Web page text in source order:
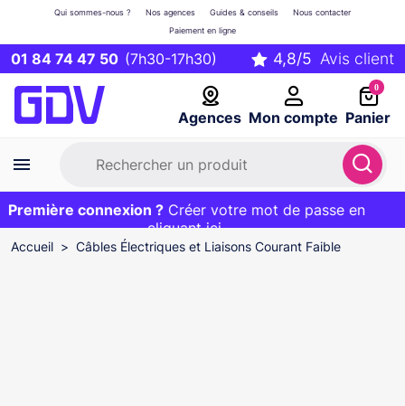
01 84 74 47 50 (7h30-17h30)
Agences Mon compte
Qui sommes-nous ? Nos agences Guides & conseils
Nous contacter
Paiement en ligne
0
Panier
Première commande ?20€ OFFERT sur votre panier
et livraison 24/48h gratuite avec le codeBIENVENUE
connexion ? Créer votre mot de passe en
cliquant ici
EXCLU WEB :
Accueil Câbles Électriques et Liaisons Courant Faible